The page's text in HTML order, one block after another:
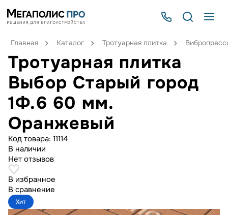
Главная Каталог Тротуарная плитка
Тротуарная плитка
Выбор Старый город
1Ф.6 60 мм.
Оранжевый
Код товара: 11114
В наличии
Нет отзывов
В избранное
В сравнение
Хит